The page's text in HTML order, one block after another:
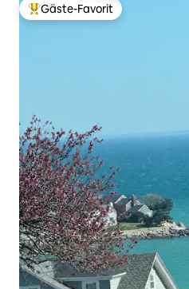
Beliebter Gäste-Favorit.
Gäste-Favorit